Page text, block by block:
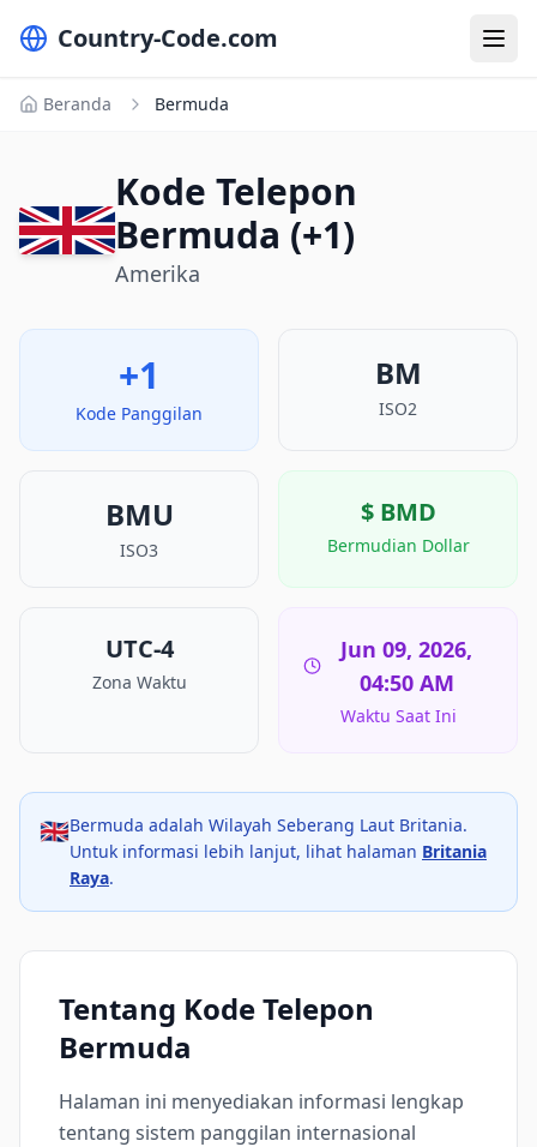
Country-Code.com
Beranda Bermuda
Kode Telepon
Bermuda (+1)
Amerika
+1
Kode Panggilan
BM
ISO2
BMU
ISO3
$ BMD
Bermudian Dollar
UTC-4
Zona Waktu
Jun 09, 2026,
04:50 AM
Waktu Saat Ini
🇬🇧Bermuda adalah Wilayah Seberang Laut Britania.
Untuk informasi lebih lanjut, lihat halaman Britania
Raya.
Tentang Kode Telepon
Bermuda
Halaman ini menyediakan informasi lengkap
tentang sistem panggilan internasional